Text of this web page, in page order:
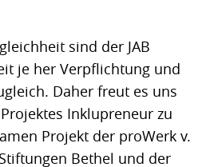
sind der JAB
je her Verpflichtung und
Daher freut es uns
Inklupreneur zu
Projekt der proWerk v.
Bethel und der